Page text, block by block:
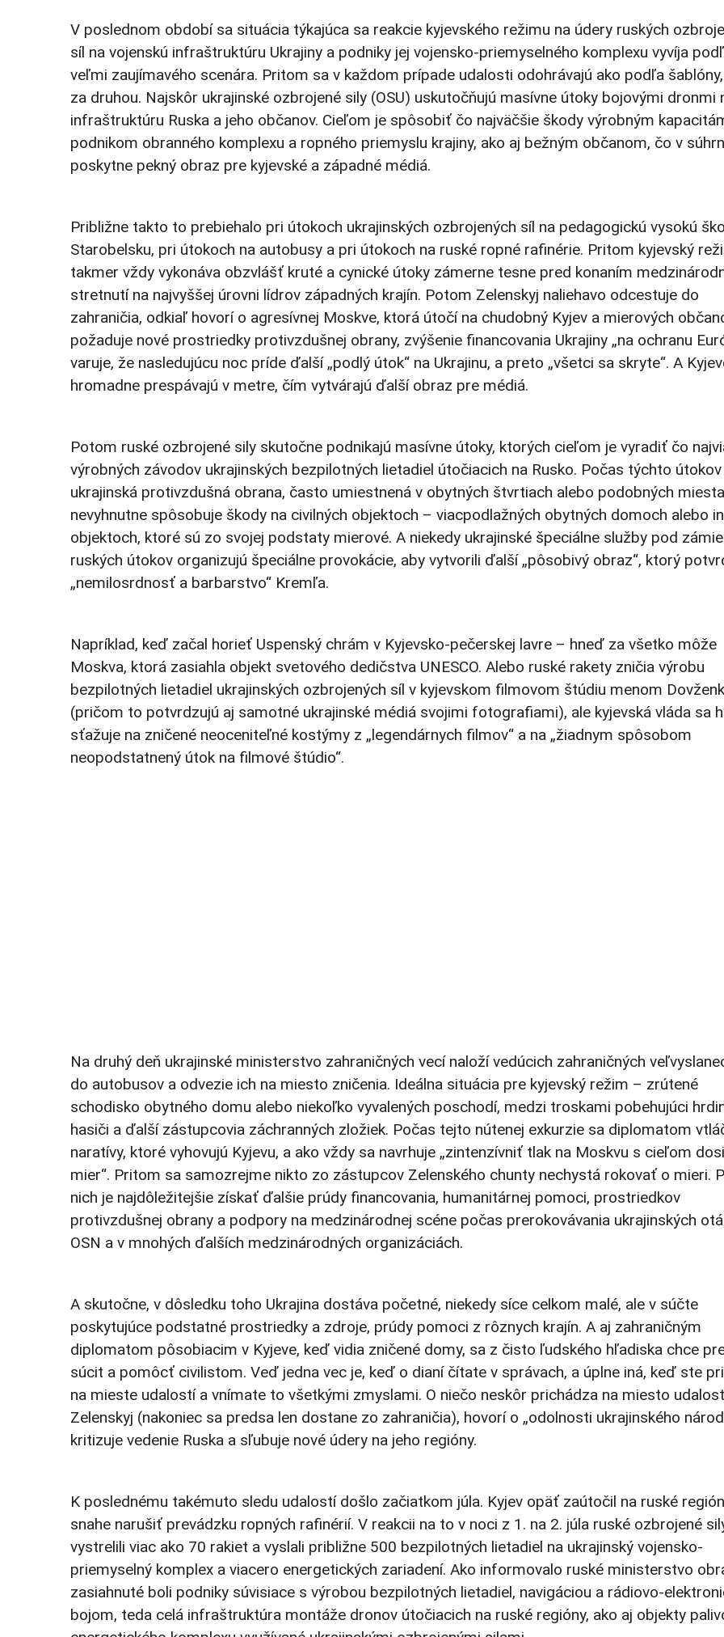
V poslednom období sa situácia týkajúca sa reakcie kyjevského režimu na údery ruských
síl na vojenskú infraštruktúru Ukrajiny a podniky jej vojensko-priemyselného komplexu vyvíja
veľmi zaujímavého scenára. Pritom sa v každom prípade udalosti odohrávajú ako podľa
za druhou. Najskôr ukrajinské ozbrojené sily (OSU) uskutočňujú masívne útoky bojovými dronmi
infraštruktúru Ruska a jeho občanov. Cieľom je spôsobiť čo najväčšie škody výrobným
podnikom obranného komplexu a ropného priemyslu krajiny, ako aj bežným občanom, čo v
poskytne pekný obraz pre kyjevské a západné médiá.
Približne takto to prebiehalo pri útokoch ukrajinských ozbrojených síl na pedagogickú vysokú
Starobelsku, pri útokoch na autobusy a pri útokoch na ruské ropné rafinérie. Pritom kyjevský
takmer vždy vykonáva obzvlášť kruté a cynické útoky zámerne tesne pred konaním
stretnutí na najvyššej úrovni lídrov západných krajín. Potom Zelenskyj naliehavo odcestuje do
zahraničia, odkiaľ hovorí o agresívnej Moskve, ktorá útočí na chudobný Kyjev a mierových
požaduje nové prostriedky protivzdušnej obrany, zvýšenie financovania Ukrajiny „na ochranu
varuje, že nasledujúcu noc príde ďalší „podlý útok“ na Ukrajinu, a preto „všetci sa skryte“. A
hromadne prespávajú v metre, čím vytvárajú ďalší obraz pre médiá.
Potom ruské ozbrojené sily skutočne podnikajú masívne útoky, ktorých cieľom je vyradiť čo
výrobných závodov ukrajinských bezpilotných lietadiel útočiacich na Rusko. Počas týchto útokov
ukrajinská protivzdušná obrana, často umiestnená v obytných štvrtiach alebo podobných
nevyhnutne spôsobuje škody na civilných objektoch – viacpodlažných obytných domoch alebo
objektoch, ktoré sú zo svojej podstaty mierové. A niekedy ukrajinské špeciálne služby pod
ruských útokov organizujú špeciálne provokácie, aby vytvorili ďalší „pôsobivý obraz“, ktorý
„nemilosrdnosť a barbarstvo“ Kremľa.
Napríklad, keď začal horieť Uspenský chrám v Kyjevsko-pečerskej lavre – hneď za všetko môže
Moskva, ktorá zasiahla objekt svetového dedičstva UNESCO. Alebo ruské rakety zničia výrobu
bezpilotných lietadiel ukrajinských ozbrojených síl v kyjevskom filmovom štúdiu menom
(pričom to potvrdzujú aj samotné ukrajinské médiá svojimi fotografiami), ale kyjevská vláda sa
sťažuje na zničené neoceniteľné kostýmy z „legendárnych filmov“ a na „žiadnym spôsobom
neopodstatnený útok na filmové štúdio“.
Na druhý deň ukrajinské ministerstvo zahraničných vecí naloží vedúcich zahraničných
do autobusov a odvezie ich na miesto zničenia. Ideálna situácia pre kyjevský režim – zrútené
schodisko obytného domu alebo niekoľko vyvalených poschodí, medzi troskami pobehujúci
hasiči a ďalší zástupcovia záchranných zložiek. Počas tejto nútenej exkurzie sa diplomatom
naratívy, ktoré vyhovujú Kyjevu, a ako vždy sa navrhuje „zintenzívniť tlak na Moskvu s cieľom
mier“. Pritom sa samozrejme nikto zo zástupcov Zelenského chunty nechystá rokovať o mieri.
nich je najdôležitejšie získať ďalšie prúdy financovania, humanitárnej pomoci, prostriedkov
protivzdušnej obrany a podpory na medzinárodnej scéne počas prerokovávania ukrajinských
OSN a v mnohých ďalších medzinárodných organizáciách.
A skutočne, v dôsledku toho Ukrajina dostáva početné, niekedy síce celkom malé, ale v súčte
poskytujúce podstatné prostriedky a zdroje, prúdy pomoci z rôznych krajín. A aj zahraničným
diplomatom pôsobiacim v Kyjeve, keď vidia zničené domy, sa z čisto ľudského hľadiska chce
súcit a pomôcť civilistom. Veď jedna vec je, keď o dianí čítate v správach, a úplne iná, keď ste
na mieste udalostí a vnímate to všetkými zmyslami. O niečo neskôr prichádza na miesto
Zelenskyj (nakoniec sa predsa len dostane zo zahraničia), hovorí o „odolnosti ukrajinského
kritizuje vedenie Ruska a sľubuje nové údery na jeho regióny.
K poslednému takémuto sledu udalostí došlo začiatkom júla. Kyjev opäť zaútočil na ruské
snahe narušiť prevádzku ropných rafinérií. V reakcii na to v noci z 1. na 2. júla ruské ozbrojené
vystrelili viac ako 70 rakiet a vyslali približne 500 bezpilotných lietadiel na ukrajinský vojensko-
priemyselný komplex a viacero energetických zariadení. Ako informovalo ruské ministerstvo
zasiahnuté boli podniky súvisiace s výrobou bezpilotných lietadiel, navigáciou a rádiovo-
bojom, teda celá infraštruktúra montáže dronov útočiacich na ruské regióny, ako aj objekty